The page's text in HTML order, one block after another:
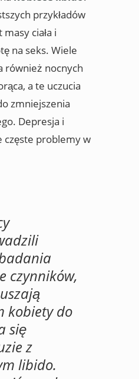
przykładów
ciała i
na seks. Wiele
również nocnych
a te uczucia
zmniejszenia
Depresja i
częste problemy w
czynników,
kobiety do
się
z
libido.